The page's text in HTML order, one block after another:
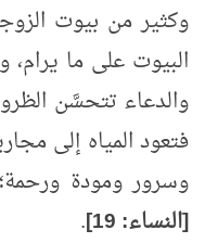
وكثير من بيوت
البيوت على ما يرام،
والدعاء تتحسَّن
فتعود المياه إلى
وسرور ومودة ورحمة؛
[النساء:19]
.